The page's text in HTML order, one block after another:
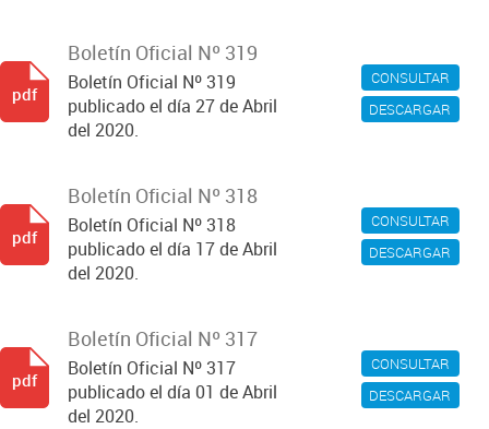
CONSULTAR
DESCARGAR
Boletín Oficial Nº 319
Boletín Oficial Nº 319
publicado el día 27 de Abril
del 2020.
pdf
CONSULTAR
DESCARGAR
Boletín Oficial Nº 318
Boletín Oficial Nº 318
publicado el día 17 de Abril
del 2020.
pdf
CONSULTAR
DESCARGAR
Boletín Oficial Nº 317
Boletín Oficial Nº 317
publicado el día 01 de Abril
del 2020.
pdf